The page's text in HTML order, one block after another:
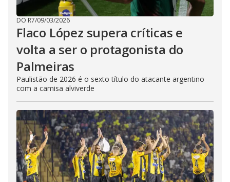
DO R7/09/03/2026
Flaco López supera críticas e
volta a ser o protagonista do
Palmeiras
Paulistão de 2026 é o sexto título do atacante argentino
com a camisa alviverde